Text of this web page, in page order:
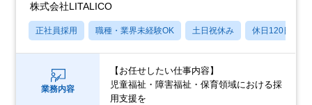
株式会社LITALICO
正社員採用 職種・業界未経験OK 土日祝休み 休日120日以上
業務内容
【お任せしたい仕事内容】
児童福祉・障害福祉・保育領域における採
用支援を